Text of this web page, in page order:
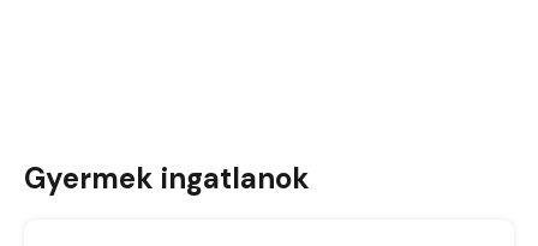
Gyermek ingatlanok